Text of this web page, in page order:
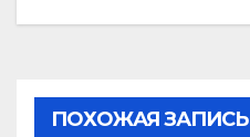
ПОХОЖАЯ ЗАПИСЬ